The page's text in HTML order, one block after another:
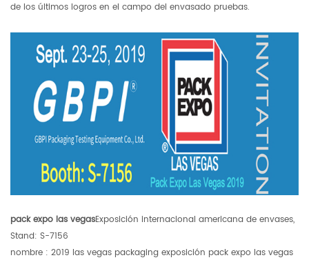
de los últimos logros en el campo del envasado pruebas.
pack expo las vegasExposición internacional americana de envases,
Stand: S-7156
nombre : 2019 las vegas packaging exposición pack expo las vegas